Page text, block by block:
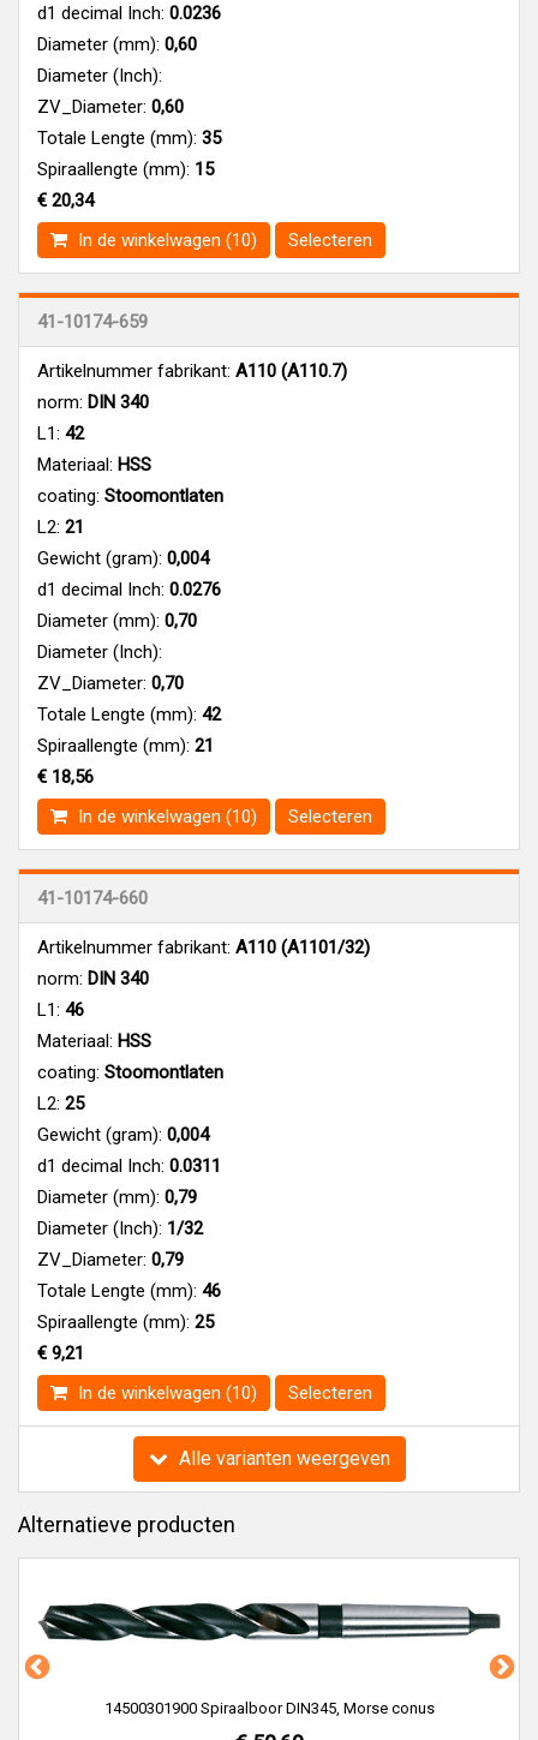
d1 decimal Inch: 0.0236
Diameter (mm): 0,60
Diameter (Inch):
ZV_Diameter: 0,60
Totale Lengte (mm): 35
Spiraallengte (mm): 15
€ 20,34
In de winkelwagen (10)
Selecteren
41-10174-659
Artikelnummer fabrikant: A110 (A110.7)
norm: DIN 340
L1: 42
Materiaal: HSS
coating: Stoomontlaten
L2: 21
Gewicht (gram): 0,004
d1 decimal Inch: 0.0276
Diameter (mm): 0,70
Diameter (Inch):
ZV_Diameter: 0,70
Totale Lengte (mm): 42
Spiraallengte (mm): 21
€ 18,56
In de winkelwagen (10)
Selecteren
41-10174-660
Artikelnummer fabrikant: A110 (A1101/32)
norm: DIN 340
L1: 46
Materiaal: HSS
coating: Stoomontlaten
L2: 25
Gewicht (gram): 0,004
d1 decimal Inch: 0.0311
Diameter (mm): 0,79
Diameter (Inch): 1/32
ZV_Diameter: 0,79
Totale Lengte (mm): 46
Spiraallengte (mm): 25
€ 9,21
In de winkelwagen (10)
Selecteren
Alle varianten weergeven
Alternatieve producten
14500301900 Spiraalboor DIN345, Morse conus